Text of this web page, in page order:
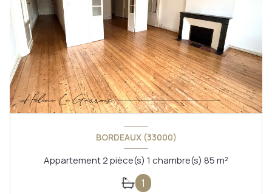
BORDEAUX (33000)
Appartement 2 pièce(s) 1 chambre(s) 85 m²
1